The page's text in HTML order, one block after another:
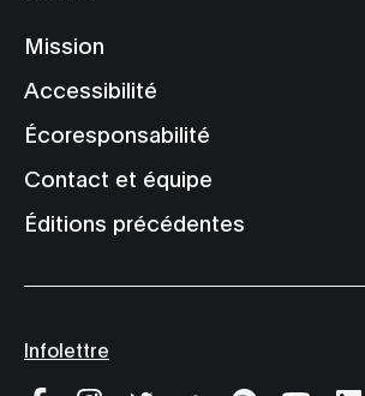
Mission
Accessibilité
Écoresponsabilité
Contact et équipe
Éditions précédentes
Infolettre